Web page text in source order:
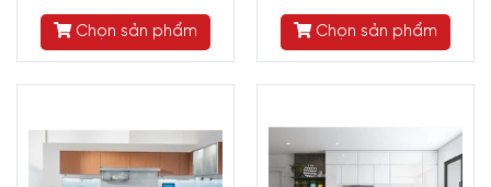
Chọn sản phẩm Chọn sản phẩm